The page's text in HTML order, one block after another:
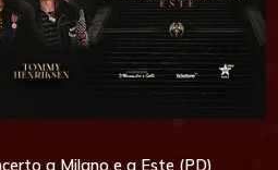
a Milano e a Este (PD)